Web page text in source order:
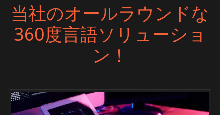
当社のオールラウンドな
360度言語ソリューショ
ン！